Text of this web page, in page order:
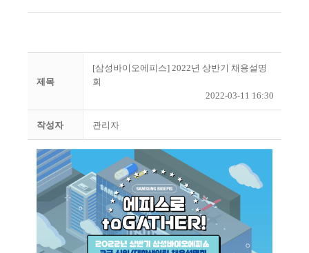
제목
[삼성바이오에피스] 2022년 상반기 채용설명
회
2022-03-11 16:30
작성자 관리자